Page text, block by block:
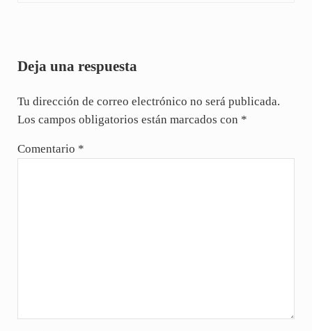
Deja una respuesta
Tu dirección de correo electrónico no será publicada.
Los campos obligatorios están marcados con *
Comentario *